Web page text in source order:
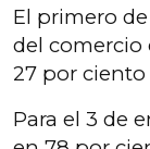
El primero
del comercio
27 por
Para el 3 de